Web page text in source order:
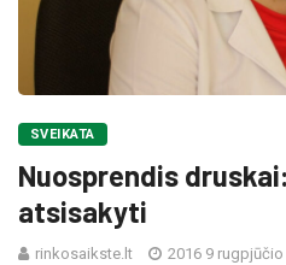
SVEIKATA
Nuosprendis
atsisakyti
rinkosaikste.lt 2016 9 rugpjūčio